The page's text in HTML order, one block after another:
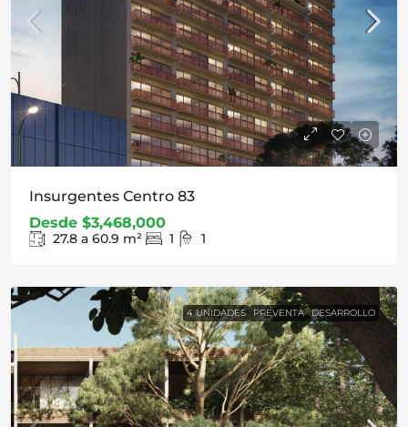
Insurgentes Centro 83
Desde $3,468,000
27.8 a 60.9 m² 1 1
4 UNIDADES PREVENTA DESARROLLO